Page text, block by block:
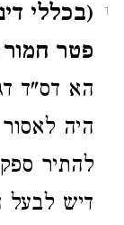
1
(בכללי
פטר חמור
הא דס"ד
היה
להתיר
דיש לבעל